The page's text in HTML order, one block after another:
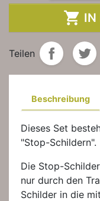
 IN
Teilen
Beschreibung
Dieses Set
"Stop-Schildern".
Die Stop-
nur durch den
Schilder in die